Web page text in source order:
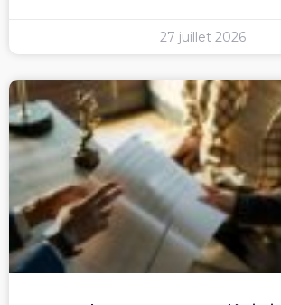
27 juillet 2026